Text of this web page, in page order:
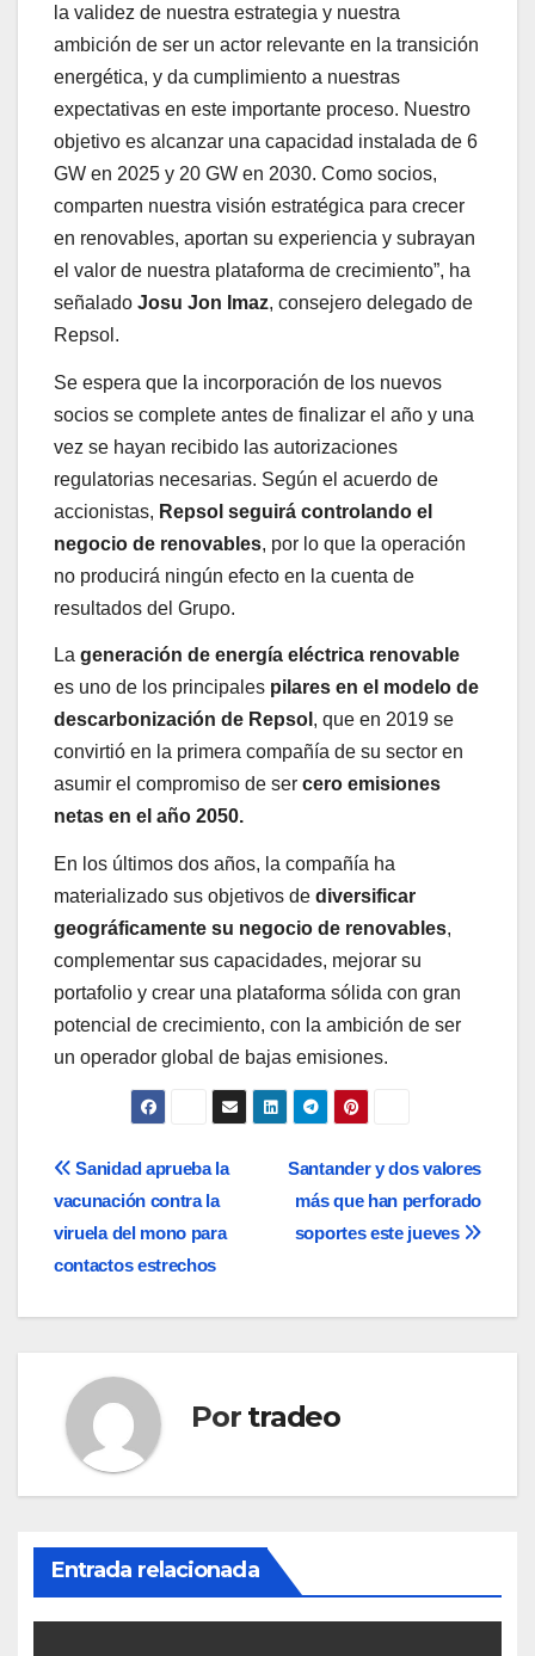
la validez de nuestra estrategia y nuestra
ambición de ser un actor relevante en la transición
energética, y da cumplimiento a nuestras
expectativas en este importante proceso. Nuestro
objetivo es alcanzar una capacidad instalada de 6
GW en 2025 y 20 GW en 2030. Como socios,
comparten nuestra visión estratégica para crecer
en renovables, aportan su experiencia y subrayan
el valor de nuestra plataforma de crecimiento”, ha
señalado Josu Jon Imaz, consejero delegado de
Repsol.
Se espera que la incorporación de los nuevos
socios se complete antes de finalizar el año y una
vez se hayan recibido las autorizaciones
regulatorias necesarias. Según el acuerdo de
accionistas, Repsol seguirá controlando el
negocio de renovables, por lo que la operación
no producirá ningún efecto en la cuenta de
resultados del Grupo.
La generación de energía eléctrica renovable
es uno de los principales pilares en el modelo de
descarbonización de Repsol , que en 2019 se
convirtió en la primera compañía de su sector en
asumir el compromiso de ser cero emisiones
netas en el año 2050.
En los últimos dos años, la compañía ha
materializado sus objetivos de diversificar
geográficamente su negocio de renovables,
complementar sus capacidades, mejorar su
portafolio y crear una plataforma sólida con gran
potencial de crecimiento, con la ambición de ser
un operador global de bajas emisiones.
Navegación
de
entradas
Santander y dos valores
más que han perforado
soportes este jueves
Sanidad aprueba la
vacunación contra la
viruela del mono para
contactos estrechos
Por tradeo
Entrada relacionada